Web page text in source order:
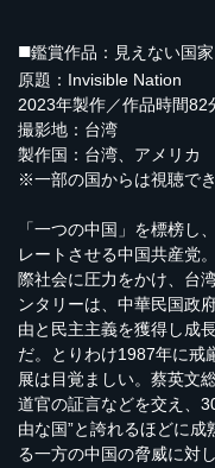
■鑑賞作品：見えない国家
原題：Invisible Nation
2023年製作／作品時間82
撮影地：台湾
製作国：台湾、アメリカ
※一部の国からは視聴で
「一つの中国」を標榜し
レートさせる中国共産党
際社会に圧力をかけ、台
ンタリーは、中華民国政
由と民主主義を獲得し成
だ。とりわけ1987年に戒
展は目覚ましい。蔡英文
道官の証言などを交え、
由な国”と誇れるほどに
る一方の中国の脅威に対